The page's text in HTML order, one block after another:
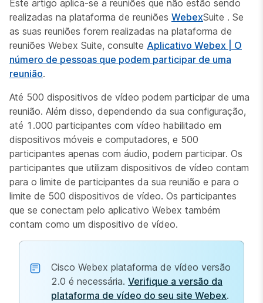
Este artigo aplica-se a reuniões que não estão sendo
realizadas na plataforma de reuniões WebexSuite . Se
as suas reuniões forem realizadas na plataforma de
reuniões Webex Suite, consulte Aplicativo Webex | O
número de pessoas que podem participar de uma
reunião.
Até 500 dispositivos de vídeo podem participar de uma
reunião. Além disso, dependendo da sua configuração,
até 1.000 participantes com vídeo habilitado em
dispositivos móveis e computadores, e 500
participantes apenas com áudio, podem participar. Os
participantes que utilizam dispositivos de vídeo contam
para o limite de participantes da sua reunião e para o
limite de 500 dispositivos de vídeo. Os participantes
que se conectam pelo aplicativo Webex também
contam como um dispositivo de vídeo.
Cisco Webex plataforma de vídeo versão
2.0 é necessária. Verifique a versão da
plataforma de vídeo do seu site Webex.